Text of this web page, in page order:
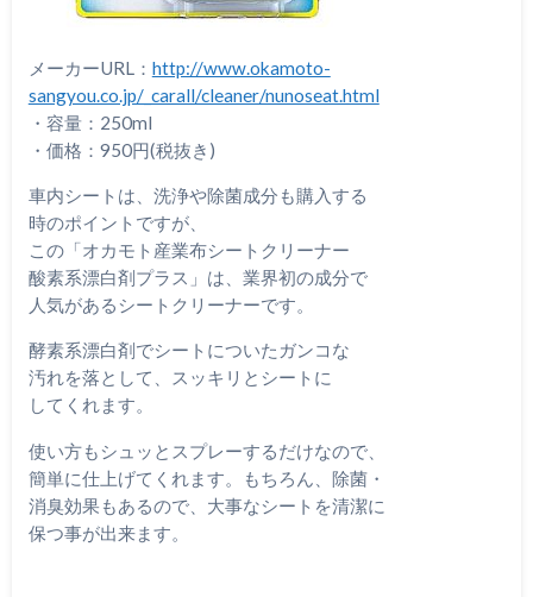
メーカーURL： http://www.okamoto-
sangyou.co.jp/_carall/cleaner/nunoseat.html
・容量：250ml
・価格：950円(税抜き)
車内シートは、洗浄や除菌成分も購入する
時のポイントですが、
この「オカモト産業布シートクリーナー
酸素系漂白剤プラス」は、業界初の成分で
人気があるシートクリーナーです。
酵素系漂白剤でシートについたガンコな
汚れを落として、スッキリとシートに
してくれます。
使い方もシュッとスプレーするだけなので、
簡単に仕上げてくれます。もちろん、除菌・
消臭効果もあるので、大事なシートを清潔に
保つ事が出来ます。